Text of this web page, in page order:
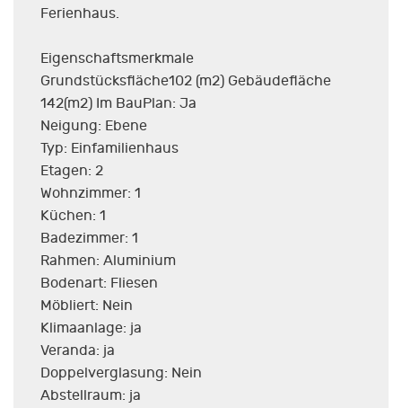
Ferienhaus.
Eigenschaftsmerkmale
Grundstücksfläche102 (m2) Gebäudefläche
142(m2) Im BauPlan: Ja
Neigung: Ebene
Typ: Einfamilienhaus
Etagen: 2
Wohnzimmer: 1
Küchen: 1
Badezimmer: 1
Rahmen: Aluminium
Bodenart: Fliesen
Möbliert: Nein
Klimaanlage: ja
Veranda: ja
Doppelverglasung: Nein
Abstellraum: ja